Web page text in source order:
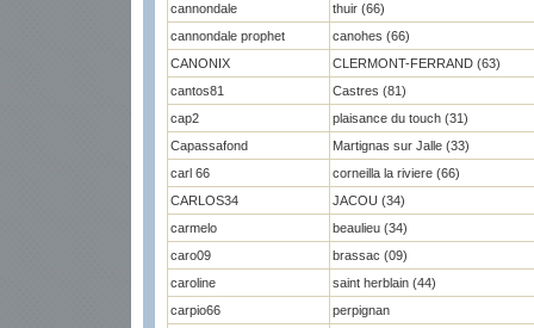
cannondale
thuir (66)
cannondale prophet
canohes (66)
CANONIX
CLERMONT-FERRAND (63)
cantos81
Castres (81)
cap2
plaisance du touch (31)
Capassafond
Martignas sur Jalle (33)
carl 66
corneilla la riviere (66)
CARLOS34
JACOU (34)
carmelo
beaulieu (34)
caro09
brassac (09)
caroline
saint herblain (44)
carpio66
perpignan